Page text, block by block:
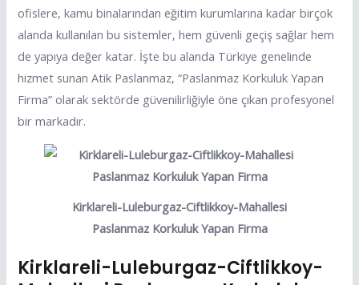
ofislere, kamu binalarından eğitim kurumlarına kadar birçok
alanda kullanılan bu sistemler, hem güvenli geçiş sağlar hem
de yapıya değer katar. İşte bu alanda Türkiye genelinde
hizmet sunan Atik Paslanmaz, “Paslanmaz Korkuluk Yapan
Firma” olarak sektörde güvenilirliğiyle öne çıkan profesyonel
bir markadır.
Kirklareli-Luleburgaz-Ciftlikkoy-Mahallesi
Paslanmaz Korkuluk Yapan Firma
Kirklareli-Luleburgaz-Ciftlikkoy-